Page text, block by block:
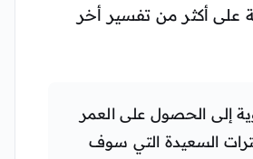
على أكثر من تفسير أخر
إلى الحصول على العمر
السعيدة التي سوف